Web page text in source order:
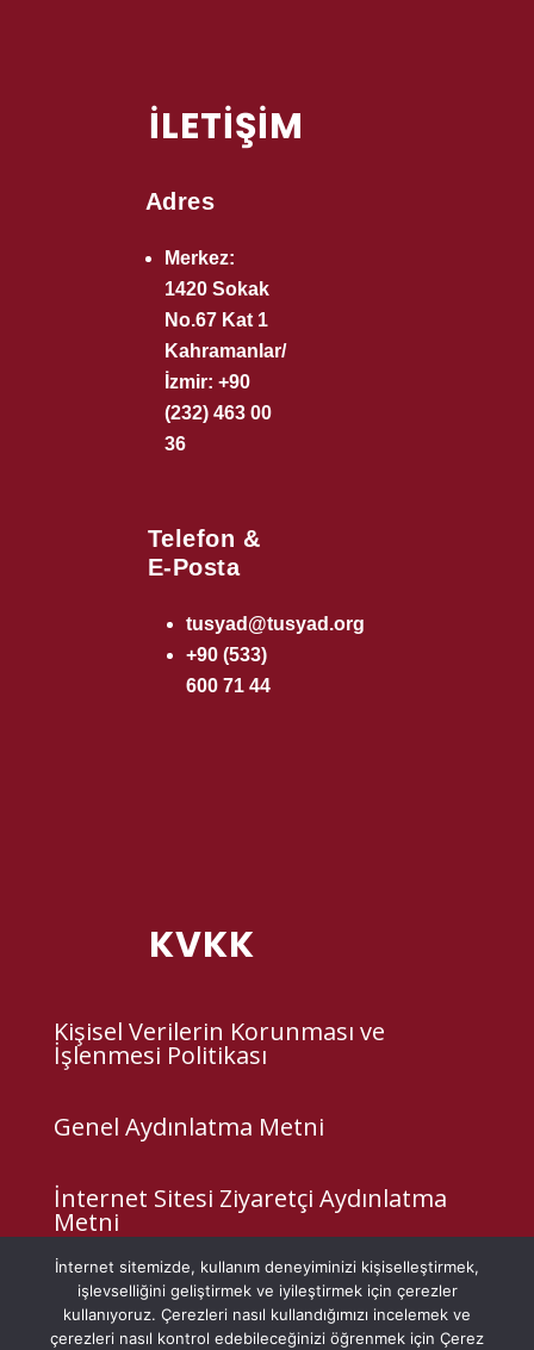
İLETİŞİM
Adres
Merkez:
1420 Sokak
No.67 Kat 1
Kahramanlar/
İzmir: +90
(232) 463 00
36
Telefon &
E-Posta
tusyad@tusyad.org
+90 (533)
600 71 44
KVKK
Kişisel Verilerin Korunması ve
İşlenmesi Politikası
Genel Aydınlatma Metni
İnternet Sitesi Ziyaretçi Aydınlatma
Metni
Çerez Politikası
İnternet sitemizde, kullanım deneyiminizi kişiselleştirmek,
işlevselliğini geliştirmek ve iyileştirmek için çerezler
kullanıyoruz. Çerezleri nasıl kullandığımızı incelemek ve
çerezleri nasıl kontrol edebileceğinizi öğrenmek için Çerez